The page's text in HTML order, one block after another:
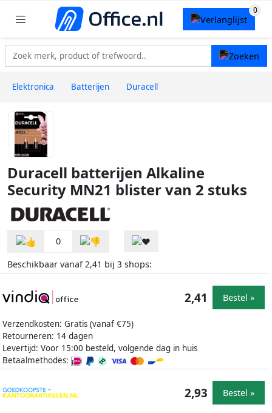
Elektronica Batterijen Duracell
Duracell batterijen Alkaline
Security MN21 blister van 2 stuks
0
Beschikbaar vanaf2,41 bij 3 shops:
Verzendkosten: Gratis (vanaf €75)
Retourneren: 14 dagen
Levertijd: Voor 15:00 besteld, volgende dag in huis
Betaalmethodes:
2,41 Bestel »
2,93 Bestel »